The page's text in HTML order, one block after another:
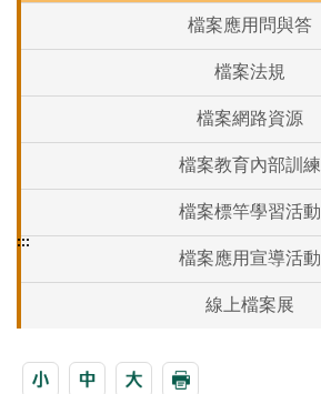
檔案應用問與答
檔案法規
檔案網路資源
檔案教育內部訓練
檔案標竿學習活動
檔案應用宣導活動
線上檔案展
:::